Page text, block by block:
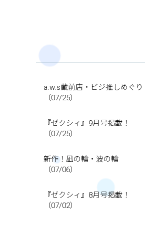
a.w.s蔵前店・ビジ推しめぐり
（07/25）
『ゼクシィ』9月号掲載！
（07/25）
新作！凪の輪・波の輪
（07/06）
『ゼクシィ』8月号掲載！
（07/02）